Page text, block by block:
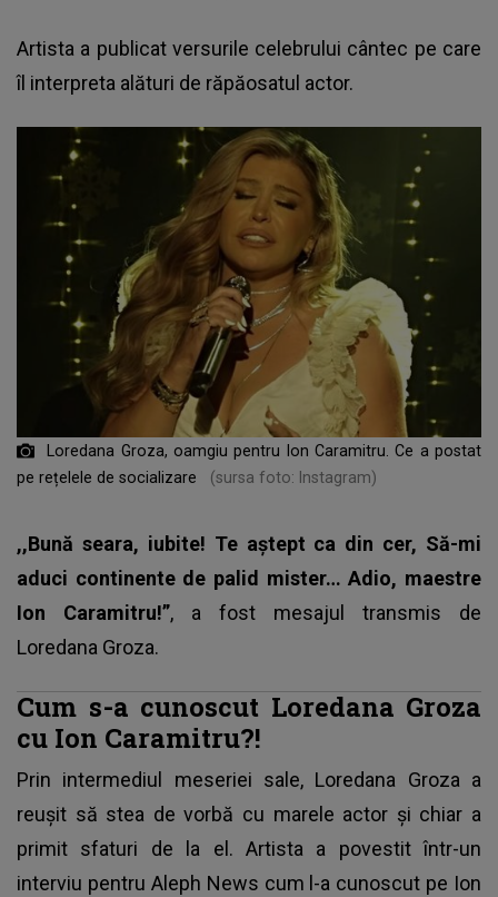
Artista a publicat versurile celebrului cântec pe care
îl interpreta alături de răpăosatul actor.
Loredana Groza, oamgiu pentru Ion Caramitru. Ce a postat
pe rețelele de socializare
(sursa foto: Instagram)
,,Bună seara, iubite! Te aştept ca din cer, Să-mi
aduci continente de palid mister… Adio, maestre
Ion Caramitru!”, a fost mesajul transmis de
Loredana Groza.
Cum s-a cunoscut Loredana Groza
cu Ion Caramitru?!
Prin intermediul meseriei sale, Loredana Groza a
reușit să stea de vorbă cu marele actor și chiar a
primit sfaturi de la el. Artista a povestit într-un
interviu pentru Aleph News cum l-a cunoscut pe Ion